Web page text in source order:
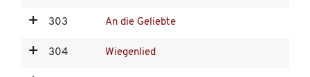
303 An die Geliebte
304 Wiegenlied